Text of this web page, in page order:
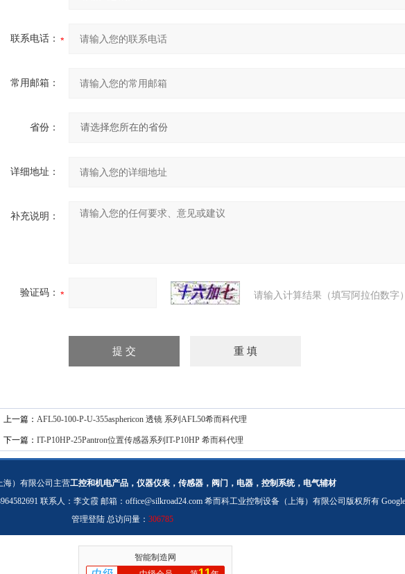
联系电话：
常用邮箱：
省份：
详细地址：
补充说明：
验证码： 请输入计算结果（填写阿拉伯数字
上一篇： AFL50-100-P-U-355asphericon 透镜 系列AFL50希而科代理
下一篇： IT-P10HP-25Pantron位置传感器系列IT-P10HP 希而科代理
海）有限公司主营工控和机电产品，仪器仪表，传感器，阀门，电器，控制系统，电气辅材
联系人：李文霞 邮箱： office@silkroad24.com 希而科工业控制设备（上海）有限公司版权所有
管理登陆 总访问量： 306785
智能制造网